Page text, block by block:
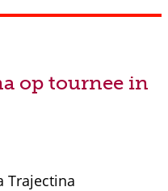
op tournee in
Trajectina